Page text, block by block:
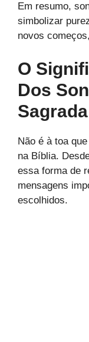
Em resumo,
simbolizar
novos
O
Dos
Sagrada
Não é à toa
na Bíblia.
essa forma de
mensagens
escolhidos.